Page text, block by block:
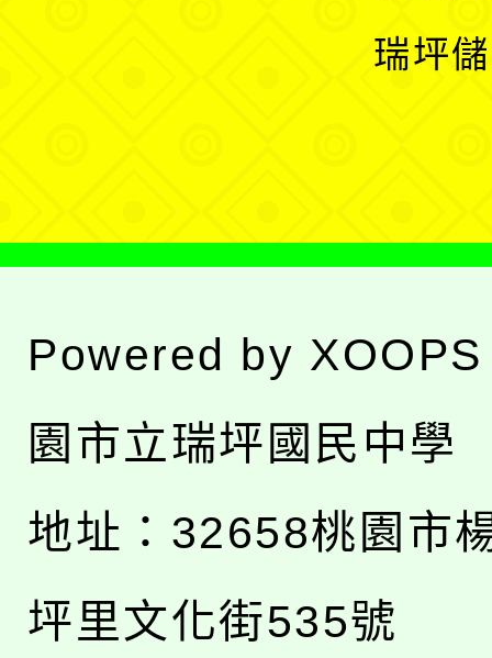
瑞坪
Powered by XOOPS
園市立瑞坪國民中學
地址： 32658桃園市
坪里文化街535號